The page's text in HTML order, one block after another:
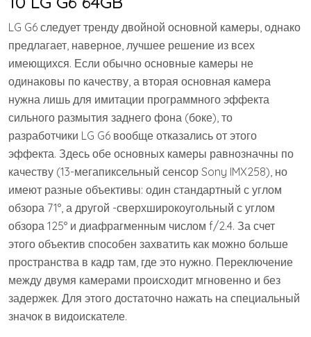
LG G6 следует тренду двойной основной камеры, однако
предлагает, наверное, лучшее решение из всех
имеющихся. Если обычно основные камеры не
одинаковы по качеству, а вторая основная камера
нужна лишь для имитации программного эффекта
сильного размытия заднего фона (боке), то
разработчики LG G6 вообще отказались от этого
эффекта. Здесь обе основных камеры равнозначны по
качеству (13-мегапиксельный сенсор Sony IMX258), но
имеют разные объективы: один стандартный с углом
обзора 71°, а другой -сверхширокоугольный с углом
обзора 125° и диафрагменным числом f/2.4. За счет
этого объектив способен захватить как можно больше
пространства в кадр там, где это нужно. Переключение
между двумя камерами происходит мгновенно и без
задержек. Для этого достаточно нажать на специальный
значок в видоискателе.